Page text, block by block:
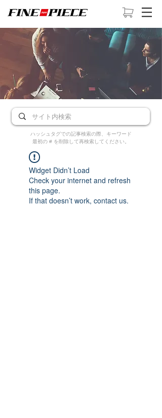
ハッシュタグでの記事検索の際、キーワード
最初の # を削除して再検索してください。
Widget Didn’t Load
Check your internet and refresh
this page.
If that doesn’t work, contact us.